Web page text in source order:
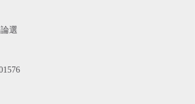
選